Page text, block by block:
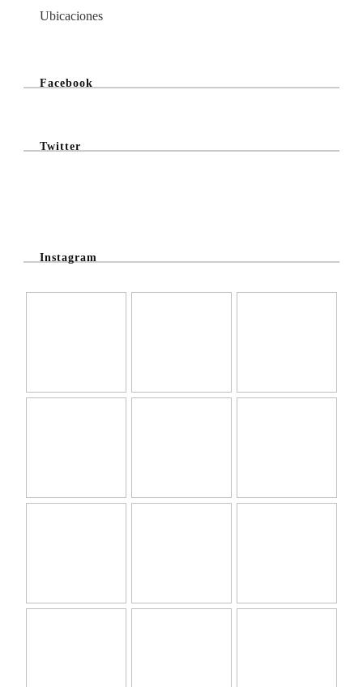
Ubicaciones
Facebook
Twitter
Instagram